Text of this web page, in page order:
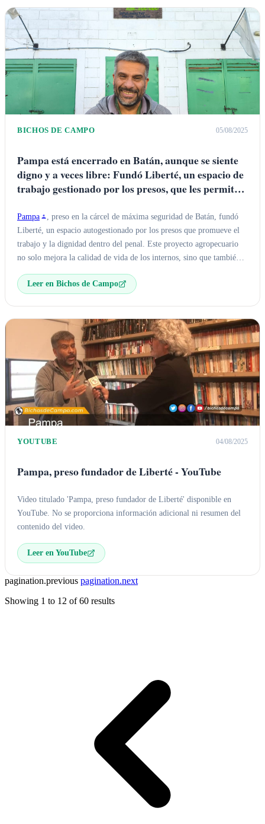
BICHOS DE CAMPO 05/08/2025
Pampa está encerrado en Batán, aunque se siente
digno y a veces libre: Fundó Liberté, un espacio de
trabajo gestionado por los presos, que les permite
reincidencia cero
Pampa
, preso en la cárcel de máxima seguridad de Batán, fundó
Liberté, un espacio autogestionado por los presos que promueve el
trabajo y la dignidad dentro del penal. Este proyecto agropecuario
no solo mejora la calidad de vida de los internos, sino que también
víctimas y presos en una cooperativa única.
Leer en Bichos de Campo
YOUTUBE 04/08/2025
Pampa, preso fundador de Liberté - YouTube
Video titulado 'Pampa, preso fundador de Liberté' disponible en
YouTube. No se proporciona información adicional ni resumen del
contenido del video.
Leer en YouTube
pagination.previous pagination.next
Showing 1 to 12 of60 results